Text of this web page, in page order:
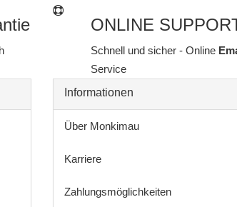
ONLINE
Schnell und sicher - Online
Service
Informationen
Über Monkimau
Karriere
Zahlungsmöglichkeiten